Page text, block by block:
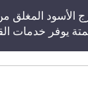
يوفر خدمات